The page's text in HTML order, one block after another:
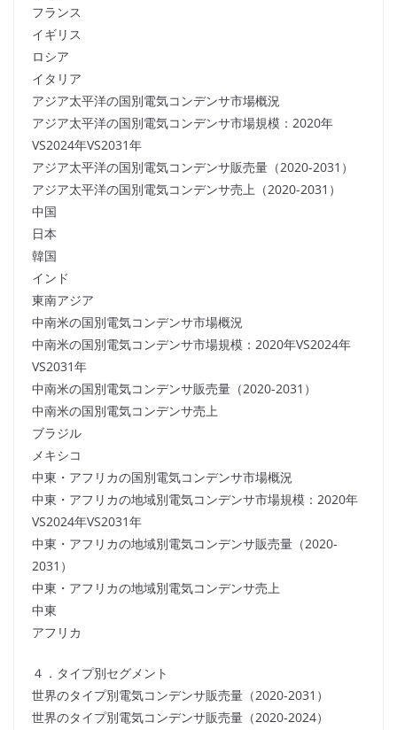
フランス
イギリス
ロシア
イタリア
アジア太平洋の国別電気コンデンサ市場概況
アジア太平洋の国別電気コンデンサ市場規模：2020年
VS2024年VS2031年
アジア太平洋の国別電気コンデンサ販売量（2020-2031）
アジア太平洋の国別電気コンデンサ売上（2020-2031）
中国
日本
韓国
インド
東南アジア
中南米の国別電気コンデンサ市場概況
中南米の国別電気コンデンサ市場規模：2020年VS2024年
VS2031年
中南米の国別電気コンデンサ販売量（2020-2031）
中南米の国別電気コンデンサ売上
ブラジル
メキシコ
中東・アフリカの国別電気コンデンサ市場概況
中東・アフリカの地域別電気コンデンサ市場規模：2020年
VS2024年VS2031年
中東・アフリカの地域別電気コンデンサ販売量（2020-
2031）
中東・アフリカの地域別電気コンデンサ売上
中東
アフリカ
４．タイプ別セグメント
世界のタイプ別電気コンデンサ販売量（2020-2031）
世界のタイプ別電気コンデンサ販売量（2020-2024）